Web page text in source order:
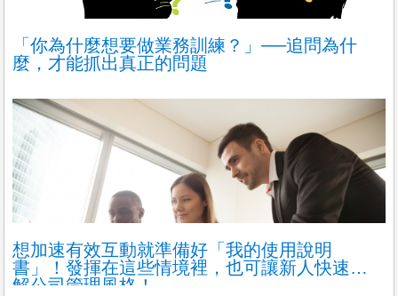
「你為什麼想要做業務訓練？」──追問為什
麼，才能抓出真正的問題
想加速有效互動就準備好「我的使用說明
書」！發揮在這些情境裡，也可讓新人快速理
解公司管理風格！